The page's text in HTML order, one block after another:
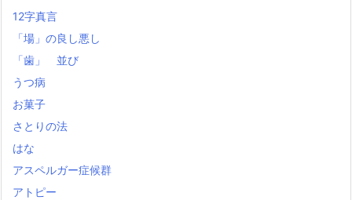
12字真言
「場」の良し悪し
「歯」 並び
うつ病
お菓子
さとりの法
はな
アスペルガー症候群
アトピー